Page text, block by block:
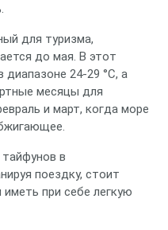
для туризма,
до мая. В этот
24‑29 °C, а
месяцы для
и март, когда море
в
поездку, стоит
при себе легкую